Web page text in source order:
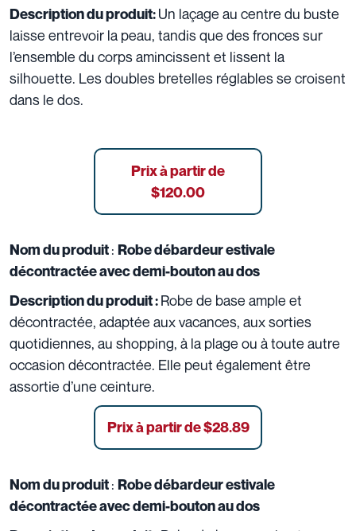
Description du produit:Un laçage au centre du buste
laisse entrevoir la peau, tandis que des fronces sur
l’ensemble du corps amincissent et lissent la
silhouette. Les doubles bretelles réglables se croisent
dans le dos.
Prix à partir de
$120.00
Nom du produit: Robe débardeur estivale
décontractée avec demi-bouton au dos
Description du produit :Robe de base ample et
décontractée, adaptée aux vacances, aux sorties
quotidiennes, au shopping, à la plage ou à toute autre
occasion décontractée. Elle peut également être
assortie d’une ceinture.
Prix à partir de$28.89
Nom du produit: Robe débardeur estivale
décontractée avec demi-bouton au dos